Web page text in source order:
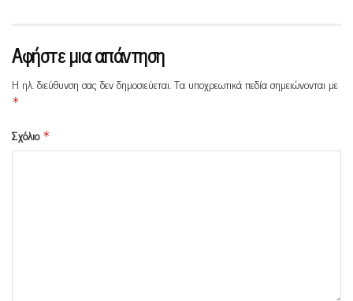
Αφήστε μια απάντηση
Η ηλ. διεύθυνση σας δεν δημοσιεύεται.Τα υποχρεωτικά πεδία σημειώνονται με
*
Σχόλιο *